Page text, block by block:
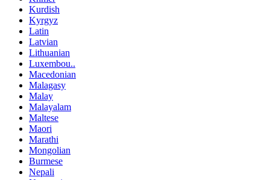
Kurdish
Kyrgyz
Latin
Latvian
Lithuanian
Luxembou..
Macedonian
Malagasy
Malay
Malayalam
Maltese
Maori
Marathi
Mongolian
Burmese
Nepali